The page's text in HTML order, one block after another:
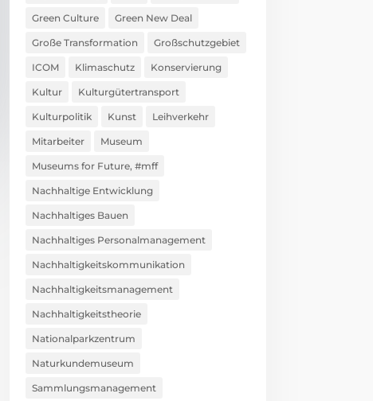
Green Culture Green New Deal
Große Transformation Großschutzgebiet
ICOM Klimaschutz Konservierung
Kultur Kulturgütertransport
Kulturpolitik Kunst Leihverkehr
Mitarbeiter Museum
Museums for Future, #mff
Nachhaltige Entwicklung
Nachhaltiges Bauen
Nachhaltiges Personalmanagement
Nachhaltigkeitskommunikation
Nachhaltigkeitsmanagement
Nachhaltigkeitstheorie
Nationalparkzentrum
Naturkundemuseum
Sammlungsmanagement